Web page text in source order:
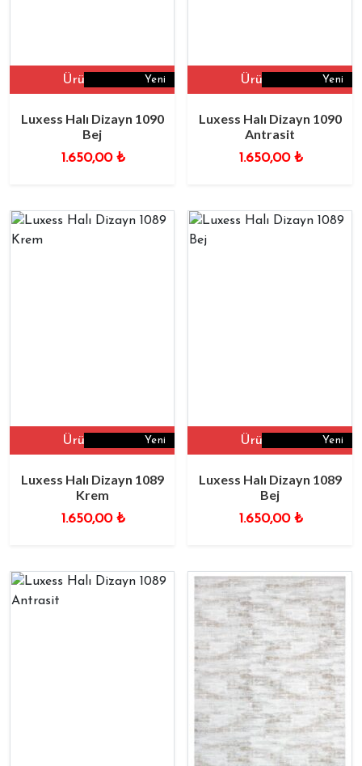
Yeni
Ürüne Git
Luxess Halı Dizayn 1090
Bej
1.650,00 ₺
Yeni
Ürüne Git
Luxess Halı Dizayn 1090
Antrasit
1.650,00 ₺
Yeni
Ürüne Git
Luxess Halı Dizayn 1089
Krem
1.650,00 ₺
Yeni
Ürüne Git
Luxess Halı Dizayn 1089
Bej
1.650,00 ₺